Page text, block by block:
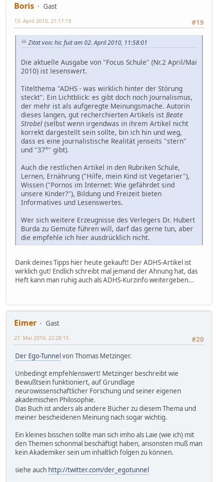
Boris
Gast
#19
13. April 2010, 21:17:19
Zitat von: hic fuit am 02. April 2010, 11:58:01
Die aktuelle Ausgabe von "Focus Schule" (Nr.2 April/Mai
2010) ist lesenswert.
Titelthema "ADHS - was wirklich hinter der Störung
steckt". Ein Lichtblick: es gibt doch noch Journalismus,
der mehr ist als aufgeregte Meinungsmache. Autorin
dieses langen, gut recherchierten Artikels ist Beate
Strobel (selbst wenn irgendwas in ihrem Artikel nicht
korrekt dargestellt sein sollte, bin ich hin und weg,
dass es eine journalistische Realität jenseits "stern"
und "37°" gibt).
Auch die restlichen Artikel in den Rubriken Schule,
Lernen, Ernährung ("Hilfe, mein Kind ist Vegetarier"),
Wissen ("Pornos im Internet: Wie gefährdet sind
unsere Kinder?"), Bildung und Freizeit bieten
Informatives und Lesenswertes.
Wer sich weitere Erzeugnisse des Verlegers Dr. Hubert
Burda zu Gemüte führen will, darf das gerne tun, aber
die empfehle ich hier ausdrücklich nicht.
Dank deines Tipps hier heute gekauft! Der ADHS-Artikel ist
wirklich gut! Endlich schreibt mal jemand der Ahnung hat, das
Heft kann man ruhig auch als ADHS-Kurzinfo weitergeben...
Eimer
Gast
#20
27. Mai 2010, 22:28:15
Der Ego-Tunnelvon Thomas Metzinger.
Unbedingt empfehlenswert! Metzinger beschreibt wie
Bewußtsein funktioniert, auf Grundlage
neurowissenschaftlicher Forschung und seiner eigenen
akademischen Philosophie.
Das Buch ist anders als andere Bücher zu diesem Thema und
meiner bescheidenen Meinung nach sogar wichtig.
Ein kleines bisschen sollte man sich imho als Laie (wie ich) mit
den Themen schonmal beschäftigt haben, ansonsten muß man
kein Akademiker sein um inhaltlich folgen zu können.
siehe auch http://twitter.com/der_egotunnel